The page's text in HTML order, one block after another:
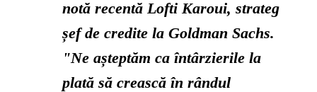
notă recentă Lofti Karoui, strateg
șef de credite la Goldman Sachs.
"Ne așteptăm ca întârzierile la
plată să crească în rândul